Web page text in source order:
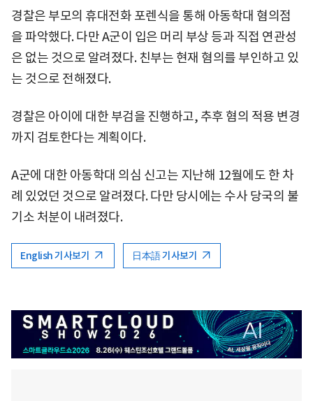
경찰은 부모의 휴대전화 포렌식을 통해 아동학대 혐의점
을 파악했다. 다만 A군이 입은 머리 부상 등과 직접 연관성
은 없는 것으로 알려졌다. 친부는 현재 혐의를 부인하고 있
는 것으로 전해졌다.
경찰은 아이에 대한 부검을 진행하고, 추후 혐의 적용 변경
까지 검토한다는 계획이다.
A군에 대한 아동학대 의심 신고는 지난해 12월에도 한 차
례 있었던 것으로 알려졌다. 다만 당시에는 수사 당국의 불
기소 처분이 내려졌다.
English 기사보기 日本語 기사보기